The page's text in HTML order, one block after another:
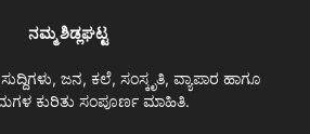
ನಮ್ಮ ಶಿಡ್ಲಘಟ್ಟ
ಜನ, ಕಲೆ, ಸಂಸ್ಕೃತಿ, ವ್ಯಾಪಾರ ಹಾಗೂ
ಕುರಿತು ಸಂಪೂರ್ಣ ಮಾಹಿತಿ.